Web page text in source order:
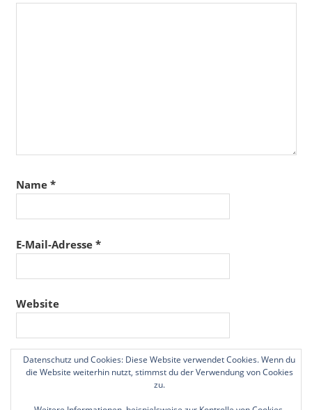
Name *
E-Mail-Adresse *
Website
Name, E-Mail-Adresse und Website in diesem
Browser für meinen nächsten Kommentar speichern.
Datenschutz und Cookies: Diese Website verwendet Cookies. Wenn du
die Website weiterhin nutzt, stimmst du der Verwendung von Cookies
zu.